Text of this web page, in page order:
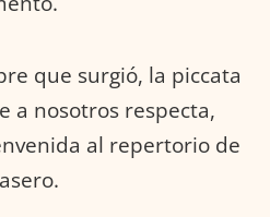
que surgió, la piccata
a nosotros respecta,
al repertorio de